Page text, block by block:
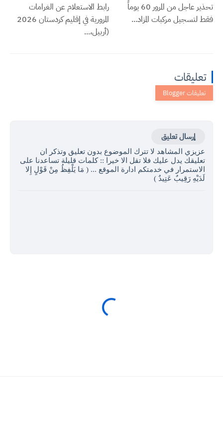
تحذير عاجل من المرور 60 يوماً
فقط لتسجيل مركبات المزاد...
رابط الاستعلام عن الغرامات
المرورية في إقليم كردستان 2026
(أربيل،...
تعليقات
إرسال تعليق
عزيزي المشاهد لا تترك الموضوع بدون تعليق وتذكر ان
تعليقك يدل عليك فلا تقل الا خيرا :: كلمات قليلة تساعدنا على
الاستمرار في خدمتكم ادارة الموقع ... ( مَا يَلْفِظُ مِنْ قَوْلٍ إِلا
لَدَيْهِ رَقِيبٌ عَتِيدٌ )